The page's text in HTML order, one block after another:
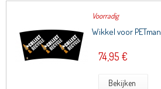
Voorradig
Wikkel voor PETman
74,95 €
Bekijken